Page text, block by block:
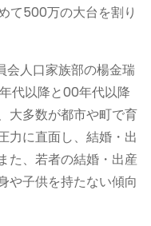
て500万の大台を割り
会人口家族部の楊金瑞
代以降と00年代以降
大多数が都市や町で育
力に直面し、結婚・出
た、若者の結婚・出産
や子供を持たない傾向